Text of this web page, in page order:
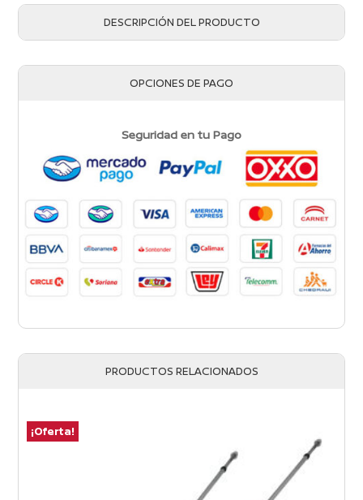
DESCRIPCIÓN DEL PRODUCTO
OPCIONES DE PAGO
Seguridad en tu Pago
PRODUCTOS RELACIONADOS
¡Oferta!